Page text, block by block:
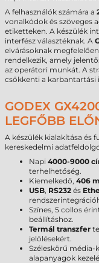
A felhasználók számára a
vonalkódok és szöveges
etiketteken. A készülék
interfész választéknak. A
elvárásoknak
rendelkezik, amely
az operátori munkát. A
csökkenti a karbantartási
GODEX
LEGFŐBB
A készülék kialakítása és
kereskedelmi
Napi 4000-9000
terhelhetőség.
Kiemelkedő, 406
USB, RS232 és
Színes, 5 collos
beállításhoz.
Termál transzfer
jelölésekért.
Széleskörű
alapanyagok